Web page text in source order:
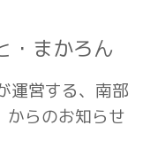
まかろん
運営する、南部
からのお知らせ